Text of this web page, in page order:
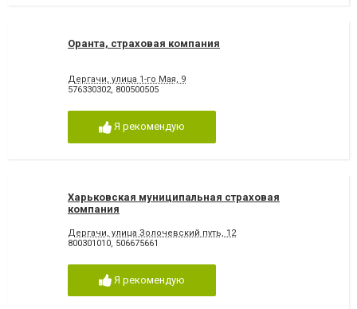
Оранта, страховая компания
Дергачи, улица 1-го Мая, 9
576330302, 800500505
Я рекомендую
Харьковская муниципальная страховая
компания
Дергачи, улица Золочевский путь, 12
800301010, 506675661
Я рекомендую